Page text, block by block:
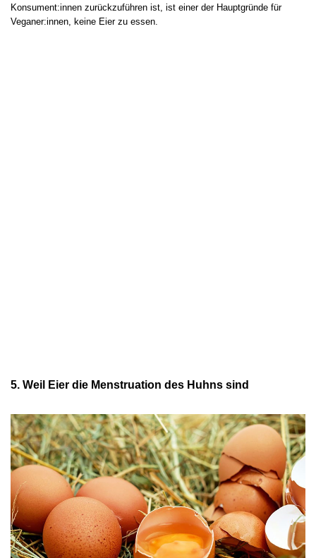
Konsument:innen zurückzuführen ist, ist einer der Hauptgründe für
Veganer:innen, keine Eier zu essen.
5. Weil Eier die Menstruation des Huhns sind